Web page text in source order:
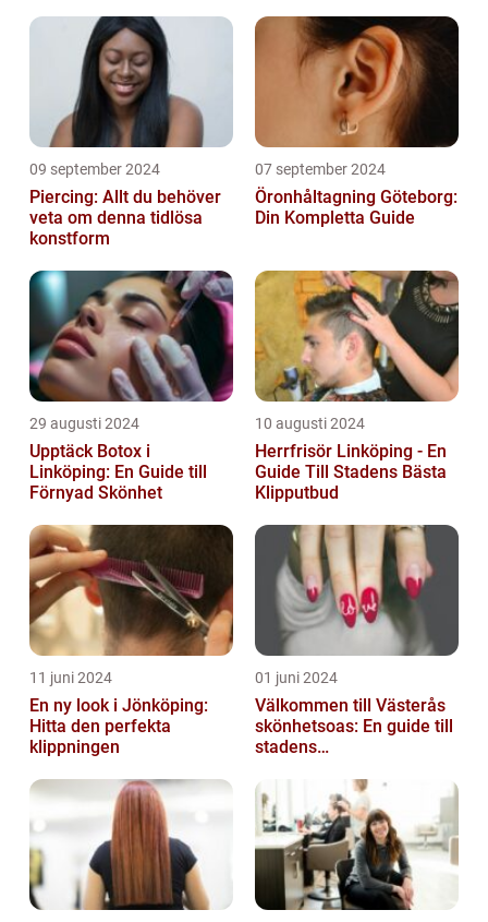
09 september 2024
Piercing: Allt du behöver
veta om denna tidlösa
konstform
07 september 2024
Öronhåltagning Göteborg:
Din Kompletta Guide
29 augusti 2024
Upptäck Botox i
Linköping: En Guide till
Förnyad Skönhet
10 augusti 2024
Herrfrisör Linköping - En
Guide Till Stadens Bästa
Klipputbud
11 juni 2024
En ny look i Jönköping:
Hitta den perfekta
klippningen
01 juni 2024
Välkommen till Västerås
skönhetsoas: En guide till
stadens